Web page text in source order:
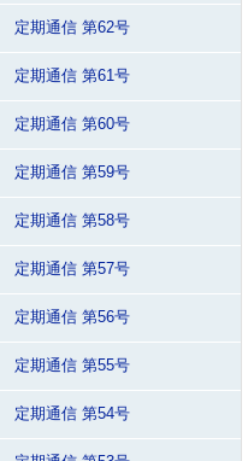
定期通信 第62号
定期通信 第61号
定期通信 第60号
定期通信 第59号
定期通信 第58号
定期通信 第57号
定期通信 第56号
定期通信 第55号
定期通信 第54号